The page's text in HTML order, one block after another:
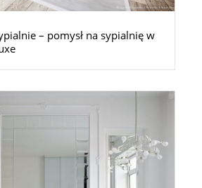
– pomysł na sypialnię w